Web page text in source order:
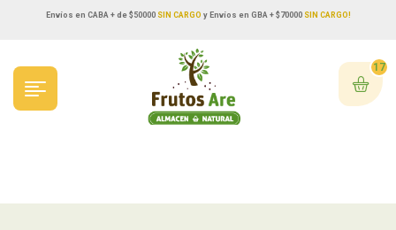
Envíos en CABA + de $50000SIN CARGO y Envíos en GBA + $70000 SIN CARGO!
17